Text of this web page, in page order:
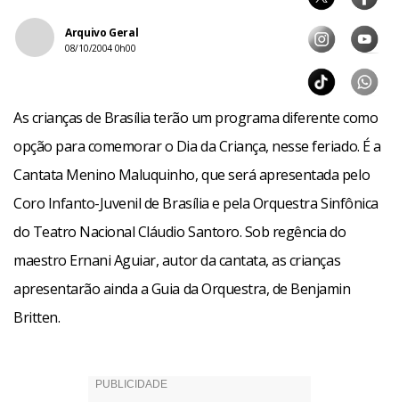
Arquivo Geral
08/10/2004 0h00
As crianças de Brasília terão um programa diferente como
opção para comemorar o Dia da Criança, nesse feriado. É a
Cantata Menino Maluquinho, que será apresentada pelo
Coro Infanto-Juvenil de Brasília e pela Orquestra Sinfônica
do Teatro Nacional Cláudio Santoro. Sob regência do
maestro Ernani Aguiar, autor da cantata, as crianças
apresentarão ainda a Guia da Orquestra, de Benjamin
Britten.